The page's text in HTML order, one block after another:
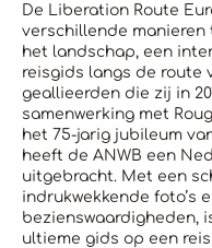
De Liberation Route
verschillende
het landschap, een
reisgids langs de route
geallieerden die zij in
samenwerking met
het 75-jarig jubileum
heeft de ANWB een
uitgebracht. Met een
indrukwekkende foto’s
bezienswaardigheden,
ultieme gids op een